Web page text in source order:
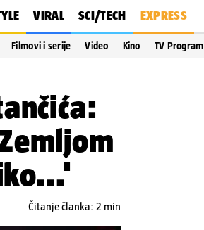
VIRAL SCI/TECH EXPRESS
Filmovi i serije Video Kino TV Program
Čitanje članka: 2 min